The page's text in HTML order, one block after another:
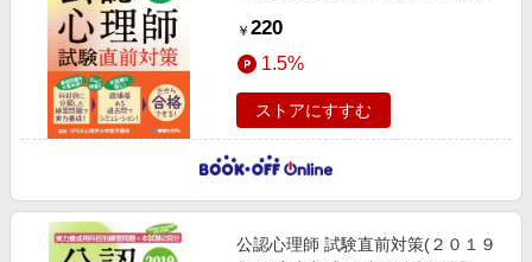
￥ 220
1.5%
ストアにすすむ
公認心理師 試験直前対策(２０１９